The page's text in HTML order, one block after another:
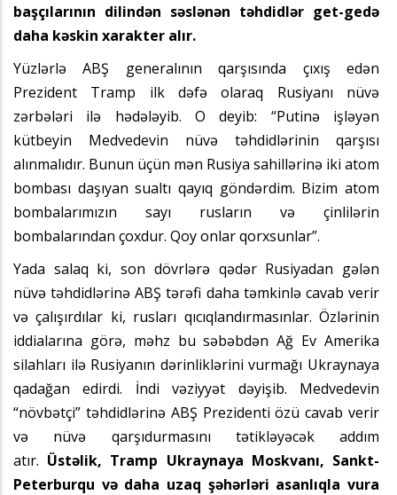
başçılarının dilindən səslənən təhdidlər get-gedə
daha kəskin xarakter alır.
Yüzlərlə ABŞ generalının qarşısında çıxış edən
Prezident Tramp ilk dəfə olaraq Rusiyanı nüvə
zərbələri ilə hədələyib. O deyib: “Putinə işləyən
kütbeyin Medvedevin nüvə təhdidlərinin qarşısı
alınmalıdır. Bunun üçün mən Rusiya sahillərinə iki atom
bombası daşıyan sualtı qayıq göndərdim. Bizim atom
bombalarımızın sayı rusların və çinlilərin
bombalarından çoxdur. Qoy onlar qorxsunlar”.
Yada salaq ki, son dövrlərə qədər Rusiyadan gələn
nüvə təhdidlərinə ABŞ tərəfi daha təmkinlə cavab verir
və çalışırdılar ki, rusları qıcıqlandırmasınlar. Özlərinin
iddialarına görə, məhz bu səbəbdən Ağ Ev Amerika
silahları ilə Rusiyanın dərinliklərini vurmağı Ukraynaya
qadağan edirdi. İndi vəziyyət dəyişib. Medvedevin
“növbətçi” təhdidlərinə ABŞ Prezidenti özü cavab verir
və nüvə qarşıdurmasını tətikləyəcək addım
atır. Üstəlik, Tramp Ukraynaya Moskvanı, Sankt-
Peterburqu və daha uzaq şəhərləri asanlıqla vura